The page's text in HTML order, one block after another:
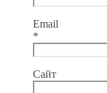
Email
*
Сайт